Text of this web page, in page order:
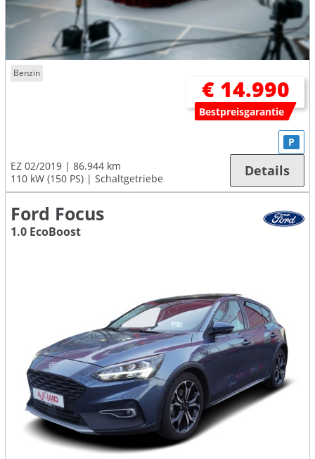
Benzin
€ 14.990
Bestpreisgarantie
EZ 02/2019
86.944 km
110 kW (150 PS)
Schaltgetriebe
P
Details
Ford Focus
1.0 EcoBoost